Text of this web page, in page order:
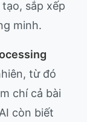
sắp xếp
minh.
từ đó
chí cả bài
còn biết